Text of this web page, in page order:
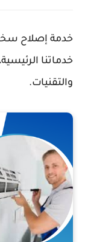
خدمة إصلاح
خدماتنا
والتقنيات.